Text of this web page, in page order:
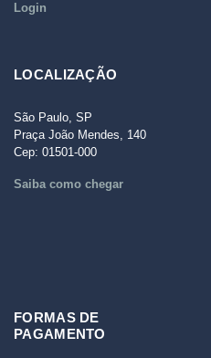
Login
LOCALIZAÇÃO
São Paulo, SP
Praça João Mendes, 140
Cep: 01501-000
Saiba como chegar
FORMAS DE
PAGAMENTO